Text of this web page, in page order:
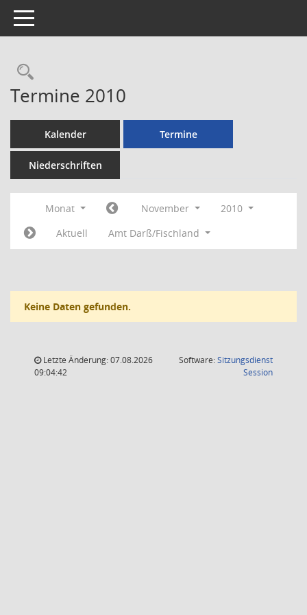
Toggle navigation
Rechercheauswahl
Termine 2010
Kalender Termine
Niederschriften
Monat November
2010
Aktuell
Amt Darß/Fischland
Keine Daten gefunden.
Letzte Änderung: 07.08.2026
09:04:42
Software:Sitzungsdienst
Session(Wird in